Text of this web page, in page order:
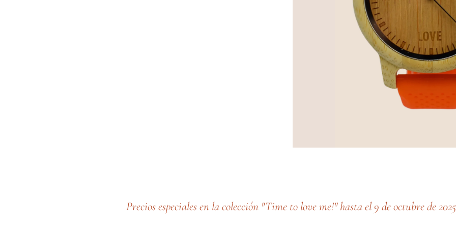
Precios especiales en la colección "Time to love me!" hasta el 9 de octubre de